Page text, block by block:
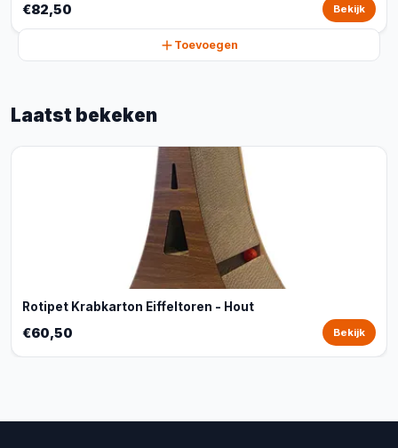
€82,50 Bekijk
Toevoegen
Laatst bekeken
Rotipet Krabkarton Eiffeltoren - Hout
€60,50 Bekijk